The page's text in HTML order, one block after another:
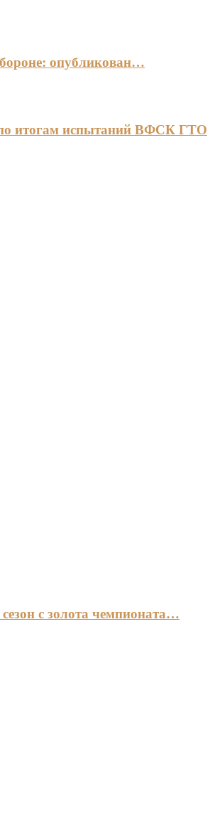
опубликован…
итогам испытаний ВФСК ГТО
с золота чемпионата…